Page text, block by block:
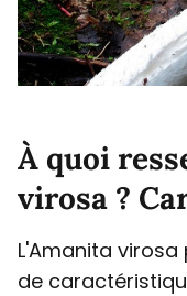
À quoi
virosa ?
L'Amanita
de